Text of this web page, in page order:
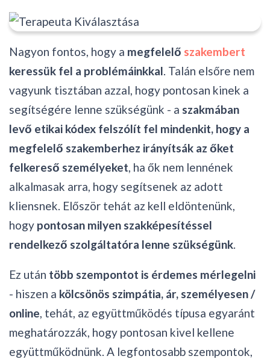
Nagyon fontos, hogy a megfelelő szakembert
keressük fel a problémáinkkal. Talán elsőre nem
vagyunk tisztában azzal, hogy pontosan kinek a
segítségére lenne szükségünk - a szakmában
levő etikai kódex felszólít fel mindenkit, hogy a
megfelelő szakemberhez irányítsák az őket
felkereső személyeket, ha ők nem lennének
alkalmasak arra, hogy segítsenek az adott
kliensnek. Először tehát az kell eldöntenünk,
hogy pontosan milyen szakképesítéssel
rendelkező szolgáltatóra lenne szükségünk.
Ez után több szempontot is érdemes mérlegelni
- hiszen a kölcsönös szimpátia, ár, személyesen /
online, tehát, az együttműködés típusa egyaránt
meghatározzák, hogy pontosan kivel kellene
együttműködnünk. A legfontosabb szempontok,